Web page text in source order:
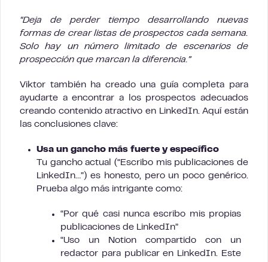
“Deja de perder tiempo desarrollando nuevas
formas de crear listas de prospectos cada semana.
Solo hay un número limitado de escenarios de
prospección que marcan la diferencia.”
Viktor también ha creado una guía completa para
ayudarte a encontrar a los prospectos adecuados
creando contenido atractivo en LinkedIn. Aquí están
las conclusiones clave:
Usa un gancho más fuerte y específico
Tu gancho actual (“Escribo mis publicaciones de
LinkedIn…”) es honesto, pero un poco genérico.
Prueba algo más intrigante como:
“Por qué casi nunca escribo mis propias
publicaciones de LinkedIn”
“Uso un Notion compartido con un
redactor para publicar en LinkedIn. Este